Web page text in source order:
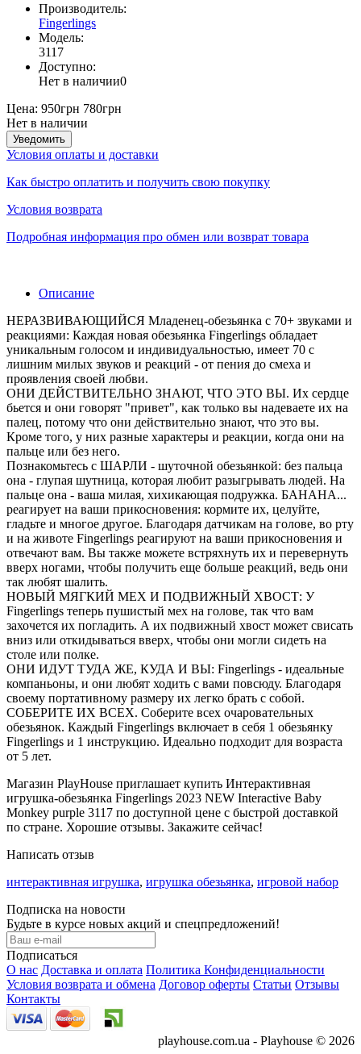
Производитель:
Fingerlings
Модель:
3117
Доступно:
Нет в наличии0
Цена: 950грн 780грн
Нет в наличии
Уведомить
Условия оплаты и доставки
Как быстро оплатить и получить свою покупку
Условия возврата
Подробная информация про обмен или возврат товара
Описание
НЕРАЗВИВАЮЩИЙСЯ Младенец-обезьянка с 70+ звуками и
реакциями: Каждая новая обезьянка Fingerlings обладает
уникальным голосом и индивидуальностью, имеет 70 с
лишним милых звуков и реакций - от пения до смеха и
проявления своей любви.
ОНИ ДЕЙСТВИТЕЛЬНО ЗНАЮТ, ЧТО ЭТО ВЫ. Их сердце
бьется и они говорят "привет", как только вы надеваете их на
палец, потому что они действительно знают, что это вы.
Кроме того, у них разные характеры и реакции, когда они на
пальце или без него.
Познакомьтесь с ШАРЛИ - шуточной обезьянкой: без пальца
она - глупая шутница, которая любит разыгрывать людей. На
пальце она - ваша милая, хихикающая подружка. БАНАНА...
реагирует на ваши прикосновения: кормите их, целуйте,
гладьте и многое другое. Благодаря датчикам на голове, во рту
и на животе Fingerlings реагируют на ваши прикосновения и
отвечают вам. Вы также можете встряхнуть их и перевернуть
вверх ногами, чтобы получить еще больше реакций, ведь они
так любят шалить.
НОВЫЙ МЯГКИЙ МЕХ И ПОДВИЖНЫЙ ХВОСТ: У
Fingerlings теперь пушистый мех на голове, так что вам
захочется их погладить. А их подвижный хвост может свисать
вниз или откидываться вверх, чтобы они могли сидеть на
столе или полке.
ОНИ ИДУТ ТУДА ЖЕ, КУДА И ВЫ: Fingerlings - идеальные
компаньоны, и они любят ходить с вами повсюду. Благодаря
своему портативному размеру их легко брать с собой.
СОБЕРИТЕ ИХ ВСЕХ. Соберите всех очаровательных
обезьянок. Каждый Fingerlings включает в себя 1 обезьянку
Fingerlings и 1 инструкцию. Идеально подходит для возраста
от 5 лет.
Магазин PlayHouse приглашает купить Интерактивная
игрушка-обезьянка Fingerlings 2023 NEW Interactive Baby
Monkey purple 3117 по доступной цене с быстрой доставкой
по стране. Хорошие отзывы. Закажите сейчас!
Написать отзыв
интерактивная игрушка, игрушка обезьянка, игровой набор
Подписка на новости
Будьте в курсе новых акций и спецпредложений!
Подписаться
О нас Доставка и оплата Политика Конфиденциальности
Условия возврата и обмена Договор оферты Статьи Отзывы
Контакты
playhouse.com.ua - Playhouse © 2026